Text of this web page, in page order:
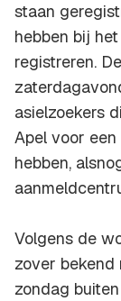
staan
hebben bij
registreren.
asielzoekers
Apel voor
hebben,
Volgens de
zover
zondag